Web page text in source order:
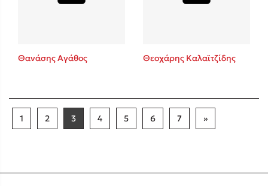
Θανάσης Αγάθος Θεοχάρης Καλαϊτζίδης
1 2 3 4 5 6 7 »